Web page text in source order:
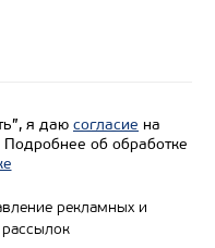
я даю согласие на
об обработке
рекламных и